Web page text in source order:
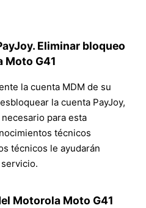
Eliminar bloqueo
Moto G41
la cuenta MDM de su
la cuenta PayJoy,
para esta
técnicos
técnicos le ayudarán
Motorola Moto G41